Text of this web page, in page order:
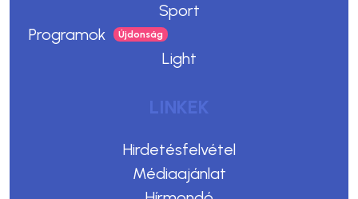
Sport
Programok
Light
LINKEK
Hirdetésfelvétel
Médiaajánlat